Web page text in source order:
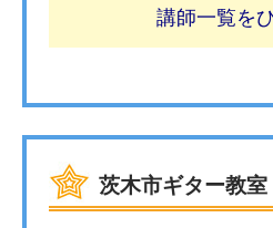
講師一覧
茨木市ギター教